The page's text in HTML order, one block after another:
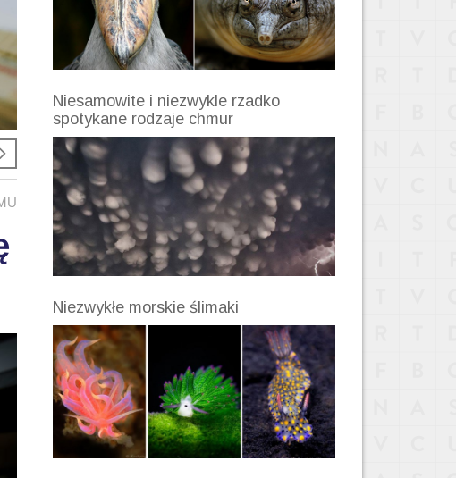
Niesamowite i niezwykle rzadko
spotykane rodzaje chmur
Niezwykłe morskie ślimaki